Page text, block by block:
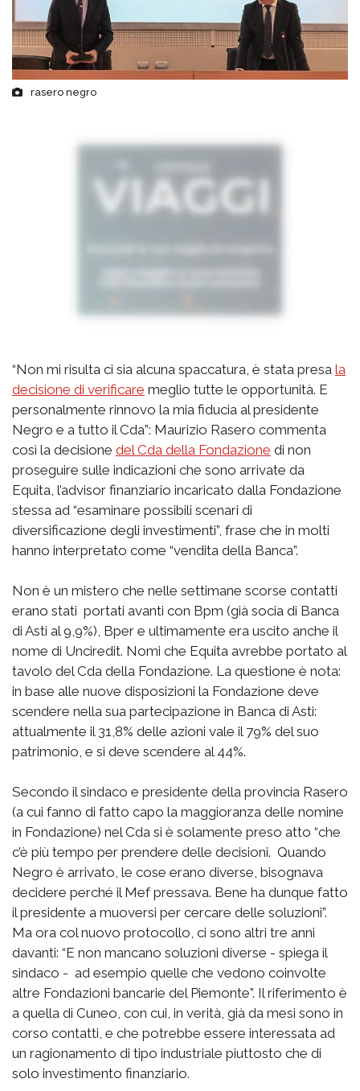
rasero negro
“Non mi risulta ci sia alcuna spaccatura, è stata presa la
decisione di verificare meglio tutte le opportunità. E
personalmente rinnovo la mia fiducia al presidente
Negro e a tutto il Cda”: Maurizio Rasero commenta
così la decisione del Cda della Fondazione di non
proseguire sulle indicazioni che sono arrivate da
Equita, l’advisor finanziario incaricato dalla Fondazione
stessa ad “esaminare possibili scenari di
diversificazione degli investimenti”, frase che in molti
hanno interpretato come “vendita della Banca”.
Non è un mistero che nelle settimane scorse contatti
erano stati portati avanti con Bpm (già socia di Banca
di Asti al 9,9%), Bper e ultimamente era uscito anche il
nome di Unciredit. Nomi che Equita avrebbe portato al
tavolo del Cda della Fondazione. La questione è nota:
in base alle nuove disposizioni la Fondazione deve
scendere nella sua partecipazione in Banca di Asti:
attualmente il 31,8% delle azioni vale il 79% del suo
patrimonio, e si deve scendere al 44%.
Secondo il sindaco e presidente della provincia Rasero
(a cui fanno di fatto capo la maggioranza delle nomine
in Fondazione) nel Cda si è solamente preso atto “che
c’è più tempo per prendere delle decisioni. Quando
Negro è arrivato, le cose erano diverse, bisognava
decidere perché il Mef pressava. Bene ha dunque fatto
il presidente a muoversi per cercare delle soluzioni”.
Ma ora col nuovo protocollo, ci sono altri tre anni
davanti: “E non mancano soluzioni diverse - spiega il
sindaco - ad esempio quelle che vedono coinvolte
altre Fondazioni bancarie del Piemonte”. Il riferimento è
a quella di Cuneo, con cui, in verità, già da mesi sono in
corso contatti, e che potrebbe essere interessata ad
un ragionamento di tipo industriale piuttosto che di
solo investimento finanziario.